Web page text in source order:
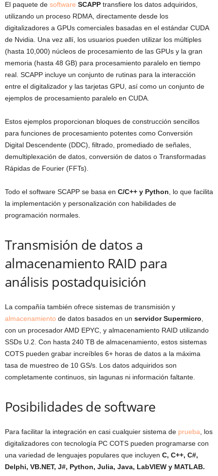
El paquete de software SCAPP transfiere los datos adquiridos,
utilizando un proceso RDMA, directamente desde los
digitalizadores a GPUs comerciales basadas en el estándar CUDA
de Nvidia. Una vez allí, los usuarios pueden utilizar los múltiples
(hasta 10,000) núcleos de procesamiento de las GPUs y la gran
memoria (hasta 48 GB) para procesamiento paralelo en tiempo
real. SCAPP incluye un conjunto de rutinas para la interacción
entre el digitalizador y las tarjetas GPU, así como un conjunto de
ejemplos de procesamiento paralelo en CUDA.
Estos ejemplos proporcionan bloques de construcción sencillos
para funciones de procesamiento potentes como Conversión
Digital Descendente (DDC), filtrado, promediado de señales,
demultiplexación de datos, conversión de datos o Transformadas
Rápidas de Fourier (FFTs).
Todo el software SCAPP se basa en C/C++ y Python , lo que facilita
la implementación y personalización con habilidades de
programación normales.
Transmisión de datos a
almacenamiento RAID para
análisis postadquisición
La compañía también ofrece sistemas de transmisión y
almacenamiento de datos basados en un servidor Supermicro
con un procesador AMD EPYC, y almacenamiento RAID utilizando
SSDs U.2. Con hasta 240 TB de almacenamiento, estos sistemas
COTS pueden grabar increíbles 6+ horas de datos a la máxima
tasa de muestreo de 10 GS/s. Los datos adquiridos son
completamente continuos, sin lagunas ni información faltante.
Posibilidades de software
Para facilitar la integración en casi cualquier sistema de prueba , los
digitalizadores con tecnología PC COTS pueden programarse con
una variedad de lenguajes populares que incluyen C, C++, C#,
Delphi, VB.NET, J#, Python, Julia, Java, LabVIEW y MATLAB.